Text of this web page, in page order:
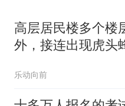
高层居民楼多个楼
外，接连出现虎头
乐动向前